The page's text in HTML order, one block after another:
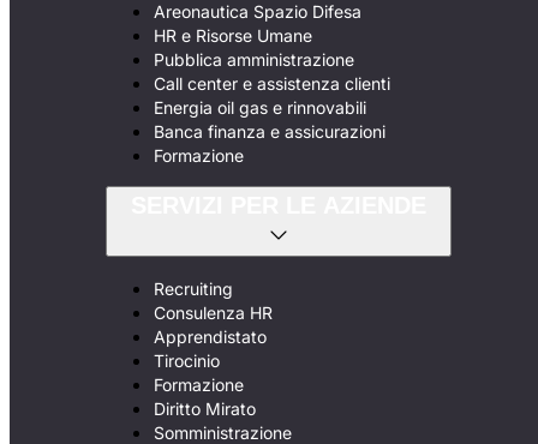
Areonautica Spazio Difesa
HR e Risorse Umane
Pubblica amministrazione
Call center e assistenza clienti
Energia oil gas e rinnovabili
Banca finanza e assicurazioni
Formazione
Recruiting
Consulenza HR
Apprendistato
Tirocinio
Formazione
Diritto Mirato
Somministrazione